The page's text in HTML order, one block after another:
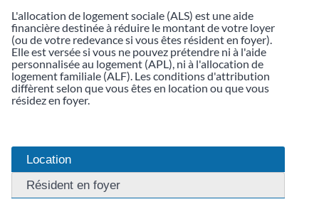
L'allocation de logement sociale (ALS) est une aide
financière destinée à réduire le montant de votre loyer
(ou de votre redevance si vous êtes résident en foyer).
Elle est versée si vous ne pouvez prétendre ni à l'aide
personnalisée au logement (APL), ni à l'allocation de
logement familiale (ALF). Les conditions d'attribution
diffèrent selon que vous êtes en location ou que vous
résidez en foyer.
Location
Résident en foyer